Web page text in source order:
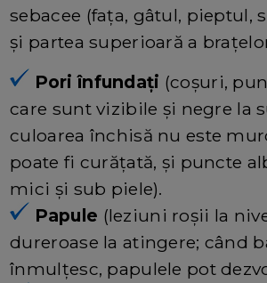
sebacee (fața, gâtul, pieptul,
și partea superioară a
Pori înfundați (coșuri,
care sunt vizibile și negre la
culoarea închisă nu este
poate fi curățată, și puncte
mici și sub piele).
Papule (leziuni roșii la
dureroase la atingere; când
înmulțesc, papulele pot